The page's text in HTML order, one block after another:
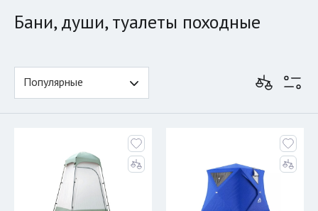
Бани, души, туалеты походные
Популярные